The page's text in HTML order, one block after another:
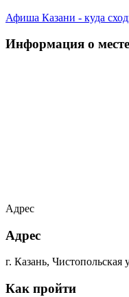
Афиша Казани - куда
Информация о месте
Адрес
Адрес
г. Казань, Чистопольская
Как пройти